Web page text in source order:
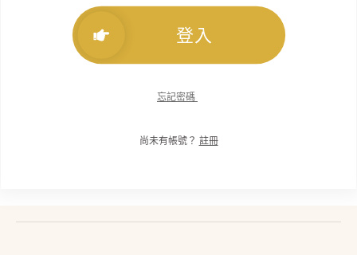
登入
忘記密碼
尚未有帳號？ 註冊